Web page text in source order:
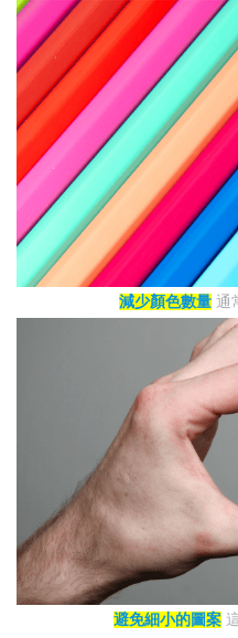
減少顏色數量通
避免細小的圖案